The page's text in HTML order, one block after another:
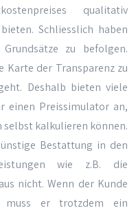
qualitativ
Schliesslich haben
zu befolgen.
Karte der Transparenz zu
Deshalb bieten viele
einen Preissimulator an,
selbst kalkulieren können.
Bestattung in den
wie z.B. die
nicht. Wenn der Kunde
muss er trotzdem ein